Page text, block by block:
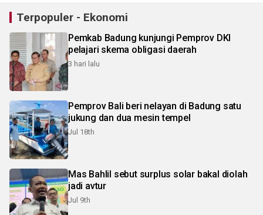
Terpopuler - Ekonomi
Pemkab Badung kunjungi Pemprov DKI
pelajari skema obligasi daerah
3 hari lalu
Pemprov Bali beri nelayan di Badung satu
jukung dan dua mesin tempel
Jul 18th
Mas Bahlil sebut surplus solar bakal diolah
jadi avtur
Jul 9th